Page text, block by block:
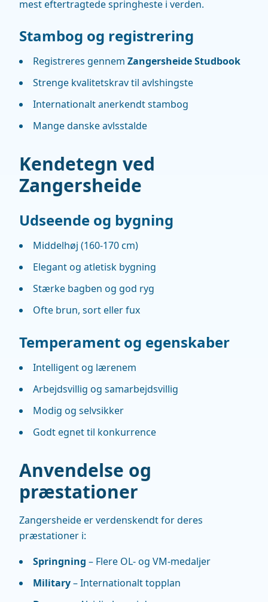
mest eftertragtede springheste i verden.
Stambog og registrering
Registreres gennem Zangersheide Studbook
Strenge kvalitetskrav til avlshingste
Internationalt anerkendt stambog
Mange danske avlsstalde
Kendetegn ved
Zangersheide
Udseende og bygning
Middelhøj (160-170 cm)
Elegant og atletisk bygning
Stærke bagben og god ryg
Ofte brun, sort eller fux
Temperament og egenskaber
Intelligent og lærenem
Arbejdsvillig og samarbejdsvillig
Modig og selvsikker
Godt egnet til konkurrence
Anvendelse og
præstationer
Zangersheide er verdenskendt for deres
præstationer i:
Springning – Flere OL- og VM-medaljer
Military– Internationalt topplan